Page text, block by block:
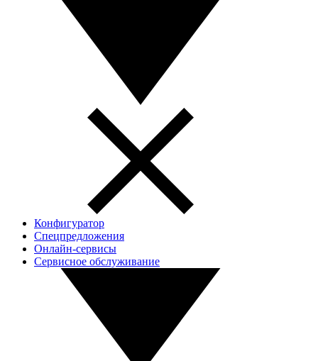
Конфигуратор
Спецпредложения
Онлайн-сервисы
Сервисное обслуживание